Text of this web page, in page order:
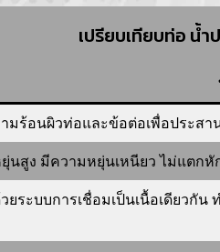
เปรียบเทียบท่อ น้
ามร้อนผิวท่อและข้อต่อเพื่อประส
สูง มีความหยุ่นเหนียว ไม่แตกหั
ยระบบการเชื่อมเป็นเนื้อเดียว